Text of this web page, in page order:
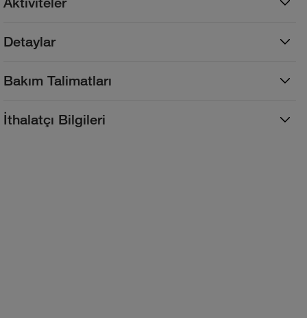
Detaylar
Bakım Talimatları
İthalatçı Bilgileri